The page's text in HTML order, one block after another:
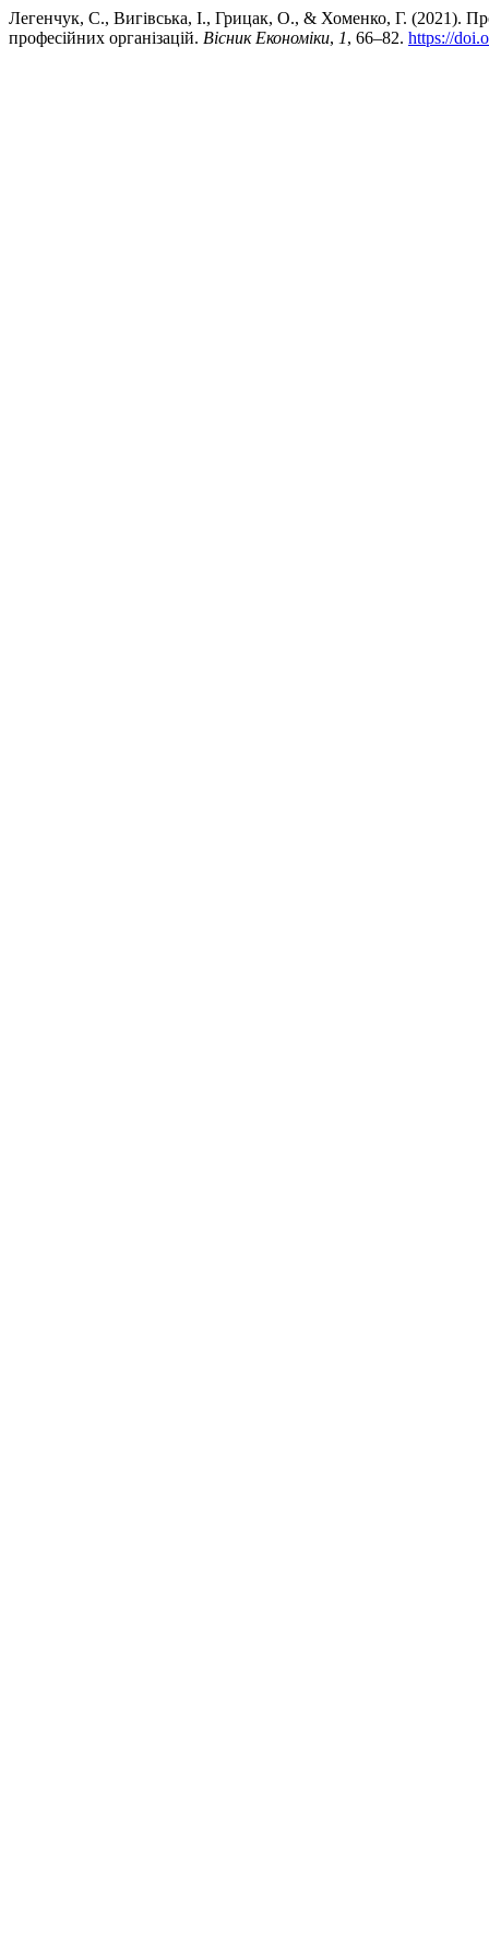
Легенчук, С., Вигівська, І., Грицак, О., & Хоменко, Г. (2021).
професійних організацій. Вісник Економіки, 1, 66–82. https://